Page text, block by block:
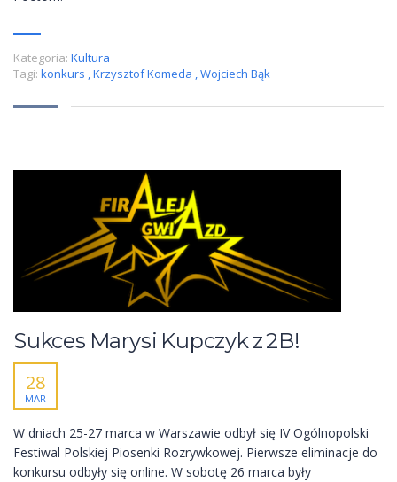
Kategoria: Kultura
Tagi: konkurs ,Krzysztof Komeda ,Wojciech Bąk
Sukces Marysi Kupczyk z 2B!
28
MAR
W dniach 25-27 marca w Warszawie odbył się IV Ogólnopolski
Festiwal Polskiej Piosenki Rozrywkowej. Pierwsze eliminacje do
konkursu odbyły się online. W sobotę 26 marca były